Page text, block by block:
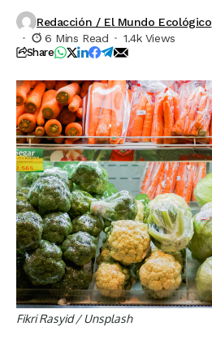
Redacción / El Mundo Ecológico
6 Mins Read
1.4k Views
Share
Fikri Rasyid / Unsplash